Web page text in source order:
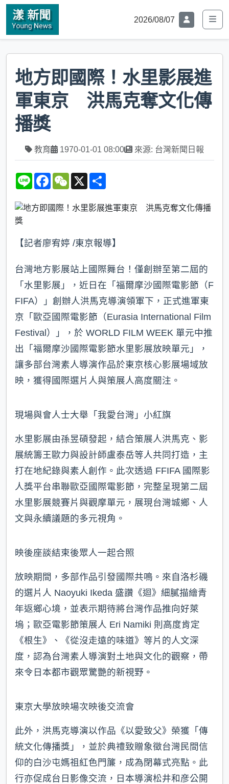
2026/08/07
地方即國際！水里影展進
軍東京 洪馬克奪文化傳
播獎
教育 1970-01-01 08:00 來源: 台灣新聞日報
L
F
b
W
a
X
e
【記者廖宥婷 /東京報導】
台灣地方影展站上國際舞台！僅創辦至第二屆的
「水里影展」，近日在「福爾摩沙國際電影節（F
FIFA）」創辦人洪馬克導演領軍下，正式進軍東
京「歐亞國際電影節（Eurasia International Film
Festival）」，於 WORLD FILM WEEK 單元中推
出「福爾摩沙國際電影節水里影展放映單元」，
讓多部台灣素人導演作品於東京核心影展場域放
映，獲得國際選片人與策展人高度關注。
現場與會人士大舉「我愛台灣」小紅旗
水里影展由孫昱碩發起，結合策展人洪馬克、影
展統籌王歐力與設計師盧泰岳等人共同打造，主
打在地紀錄與素人創作。此次透過 FFIFA 國際影
人獎平台串聯歐亞國際電影節，完整呈現第二屆
水里影展競賽片與觀摩單元，展現台灣城鄉、人
文與永續議題的多元視角。
映後座談結束後眾人一起合照
放映期間，多部作品引發國際共鳴。來自洛杉磯
的選片人 Naoyuki Ikeda 盛讚《迴》細膩描繪青
年返鄉心境，並表示期待將台灣作品推向好萊
塢；歐亞電影節策展人 Eri Namiki 則高度肯定
《根生》、《從沒走遠的味道》等片的人文深
度，認為台灣素人導演對土地與文化的觀察，帶
來令日本都市觀眾驚艷的新視野。
東京大學放映場次映後交流會
此外，洪馬克導演以作品《以愛致父》榮獲「傳
統文化傳播獎」，並於典禮致贈象徵台灣民間信
仰的白沙屯媽祖紅色門簾，成為閉幕式亮點。此
行亦促成台日影像交流，日本導演松井和彦公開